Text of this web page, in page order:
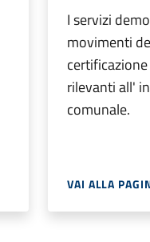
I servizi
movimenti
rilevanti all'
comunale.
VAI ALLA